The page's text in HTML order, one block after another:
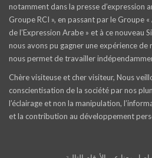
notamment dans la presse d’expression
Groupe RCI », en passant par le Groupe
de l’Expression Arabe » et à ce nouveau
nous avons pu gagner une expérience
nous permet de travailler
Chère visiteuse et cher visiteur, Nous
conscientisation de la société par nos
l’éclairage et non la manipulation,
et la contribution au développement